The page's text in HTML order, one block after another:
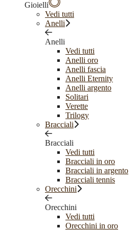
Gioielli
Vedi tutti
Anelli
Anelli
Vedi tutti
Anelli oro
Anelli fascia
Anelli Eternity
Anelli argento
Solitari
Verette
Trilogy
Bracciali
Bracciali
Vedi tutti
Bracciali in oro
Bracciali in argento
Bracciali tennis
Orecchini
Orecchini
Vedi tutti
Orecchini in oro